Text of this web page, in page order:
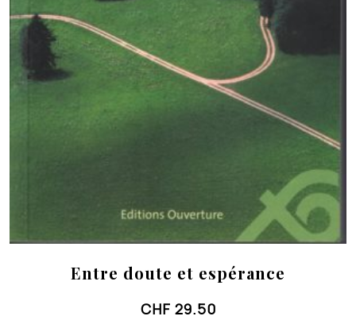
Entre doute et espérance
CHF 29.50